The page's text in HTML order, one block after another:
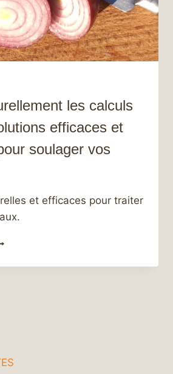
les calculs
efficaces et
soulager vos
et efficaces pour traiter